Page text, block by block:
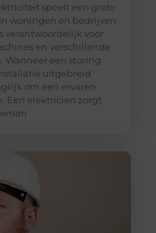
speelt een grote
woningen en bedrijven
verantwoordelijk voor
en verschillende
Wanneer een storing
uitgebreid
om een ervaren
Een elektricien zorgt